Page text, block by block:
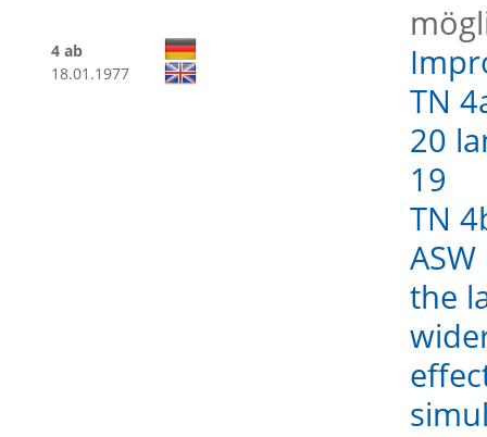
4 ab
18.01.1977
TN
20
19
TN
the